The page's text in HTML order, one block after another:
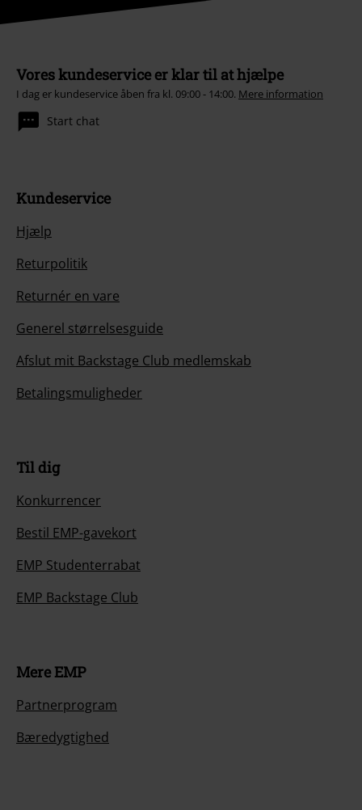
Vores kundeservice er klar til at hjælpe
I dag er kundeservice åben fra kl. 09:00 - 14:00. Mere information
Start chat
Kundeservice
Hjælp
Returpolitik
Returnér en vare
Generel størrelsesguide
Afslut mit Backstage Club medlemskab
Betalingsmuligheder
Til dig
Konkurrencer
Bestil EMP-gavekort
EMP Studenterrabat
EMP Backstage Club
Mere EMP
Partnerprogram
Bæredygtighed